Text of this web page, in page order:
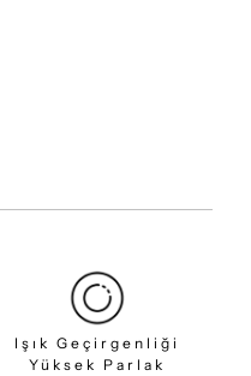
Işık Geçirgenliği
Yüksek Parlak